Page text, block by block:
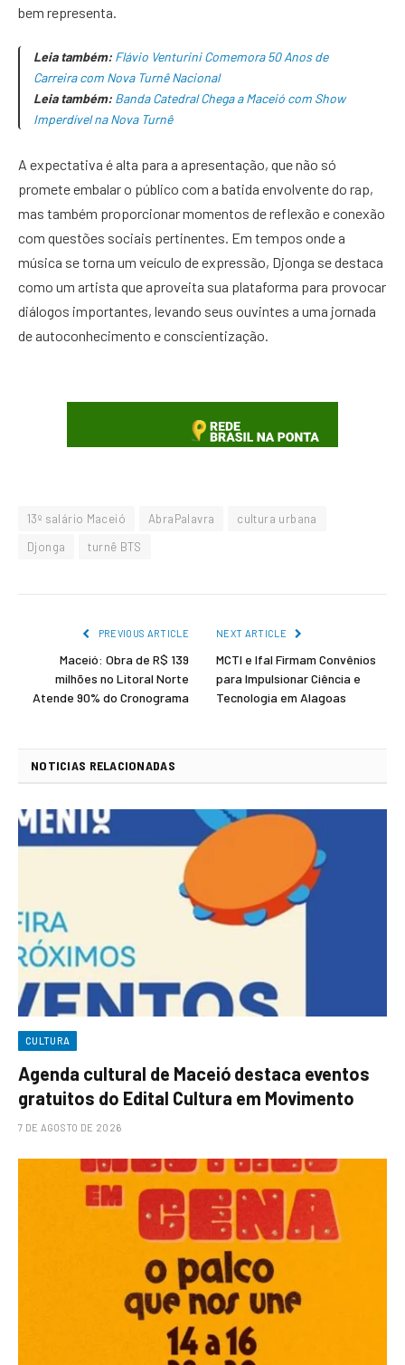
bem representa.
Leia também: Flávio Venturini Comemora 50 Anos de
Carreira com Nova Turnê Nacional
Leia também: Banda Catedral Chega a Maceió com Show
Imperdível na Nova Turnê
A expectativa é alta para a apresentação, que não só
promete embalar o público com a batida envolvente do rap,
mas também proporcionar momentos de reflexão e conexão
com questões sociais pertinentes. Em tempos onde a
música se torna um veículo de expressão, Djonga se destaca
como um artista que aproveita sua plataforma para provocar
diálogos importantes, levando seus ouvintes a uma jornada
de autoconhecimento e conscientização.
13º salário Maceió AbraPalavra
cultura urbana
Djonga
turnê BTS
PREVIOUS ARTICLE
Maceió: Obra de R$ 139
milhões no Litoral Norte
Atende 90% do Cronograma
NEXT ARTICLE
MCTI e Ifal Firmam Convênios
para Impulsionar Ciência e
Tecnologia em Alagoas
NOTICIAS RELACIONADAS
CULTURA
Agenda cultural de Maceió destaca eventos
gratuitos do Edital Cultura em Movimento
7 DE AGOSTO DE 2026